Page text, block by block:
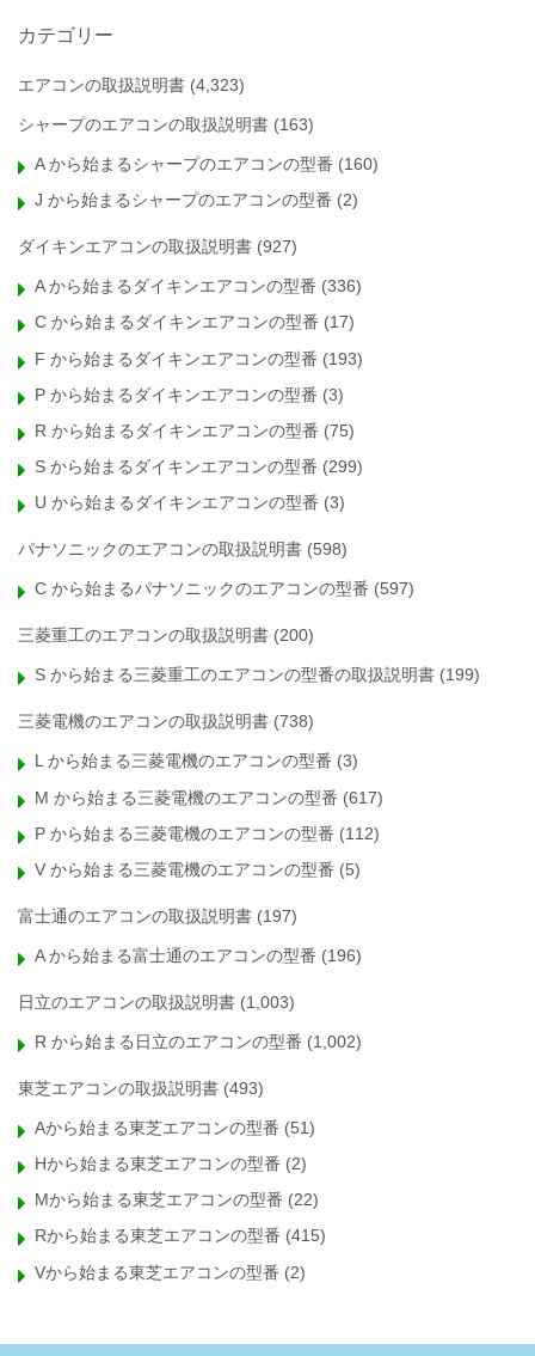
カテゴリー
エアコンの取扱説明書 (4,323)
シャープのエアコンの取扱説明書 (163)
A から始まるシャープのエアコンの型番 (160)
J から始まるシャープのエアコンの型番 (2)
ダイキンエアコンの取扱説明書 (927)
A から始まるダイキンエアコンの型番 (336)
C から始まるダイキンエアコンの型番 (17)
F から始まるダイキンエアコンの型番 (193)
P から始まるダイキンエアコンの型番 (3)
R から始まるダイキンエアコンの型番 (75)
S から始まるダイキンエアコンの型番 (299)
U から始まるダイキンエアコンの型番 (3)
パナソニックのエアコンの取扱説明書 (598)
C から始まるパナソニックのエアコンの型番 (597)
三菱重工のエアコンの取扱説明書 (200)
S から始まる三菱重工のエアコンの型番の取扱説明書 (199)
三菱電機のエアコンの取扱説明書 (738)
L から始まる三菱電機のエアコンの型番 (3)
M から始まる三菱電機のエアコンの型番 (617)
P から始まる三菱電機のエアコンの型番 (112)
V から始まる三菱電機のエアコンの型番 (5)
富士通のエアコンの取扱説明書 (197)
A から始まる富士通のエアコンの型番 (196)
日立のエアコンの取扱説明書 (1,003)
R から始まる日立のエアコンの型番 (1,002)
東芝エアコンの取扱説明書 (493)
Aから始まる東芝エアコンの型番 (51)
Hから始まる東芝エアコンの型番 (2)
Mから始まる東芝エアコンの型番 (22)
Rから始まる東芝エアコンの型番 (415)
Vから始まる東芝エアコンの型番 (2)